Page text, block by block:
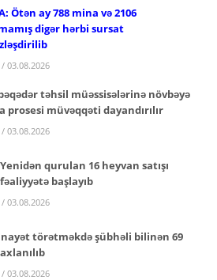
Ötən ay 788 mina və 2106
digər hərbi sursat
/ 03.08.2026
təhsil müəssisələrinə növbəyə
prosesi müvəqqəti dayandırılır
/ 03.08.2026
qurulan 16 heyvan satışı
başlayıb
/ 03.08.2026
törətməkdə şübhəli bilinən 69
/ 03.08.2026